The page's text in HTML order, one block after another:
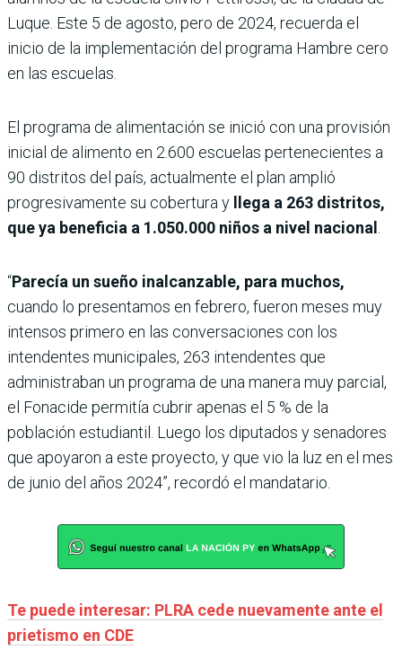
Luque. Este 5 de agosto, pero de 2024, recuerda el
inicio de la implementación del programa Hambre cero
en las escuelas.
El programa de alimentación se inició con una provisión
inicial de alimento en 2.600 escuelas pertenecientes a
90 distritos del país, actualmente el plan amplió
progresivamente su cobertura y
llega a 263 distritos,
que ya beneficia a 1.050.000 niños a nivel nacional .
“Parecía un sueño inalcanzable, para muchos,
cuando lo presentamos en febrero, fueron meses muy
intensos primero en las conversaciones con los
intendentes municipales, 263 intendentes que
administraban un programa de una manera muy parcial,
el Fonacide permitía cubrir apenas el 5 % de la
población estudiantil. Luego los diputados y senadores
que apoyaron a este proyecto, y que vio la luz en el mes
de junio del años 2024”, recordó el mandatario.
Te puede interesar: PLRA cede nuevamente ante el
prietismo en CDE